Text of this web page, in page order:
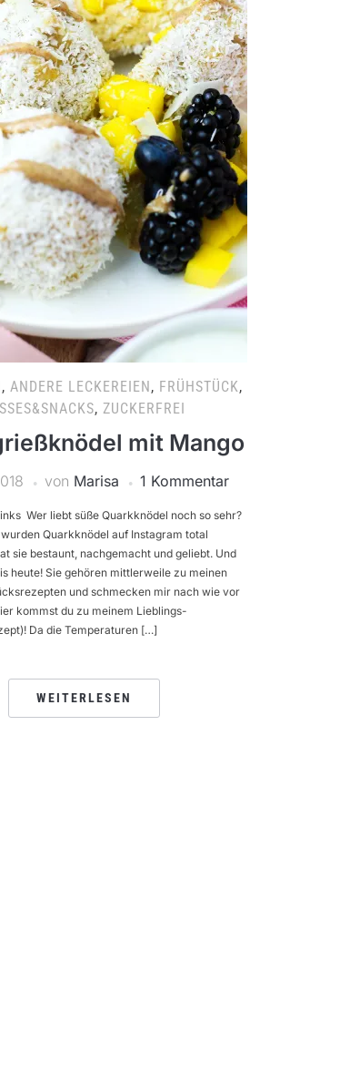
, ANDERE LECKEREIEN , FRÜHSTÜCK,
, ZUCKERFREI
mit Mango
von Marisa 1 Kommentar
Wer liebt süße Quarkknödel noch so sehr?
Quarkknödel auf Instagram total
sie bestaunt, nachgemacht und geliebt. Und
heute! Sie gehören mittlerweile zu meinen
und schmecken mir nach wie vor
kommst du zu meinem Lieblings-
Da die Temperaturen […]
WEITERLESEN